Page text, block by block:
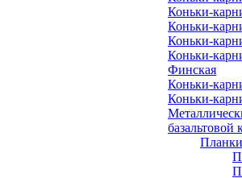
Коньки-
Коньки-
Коньки-
Коньки-
Финская
Коньки-
Коньки-
базальтовой